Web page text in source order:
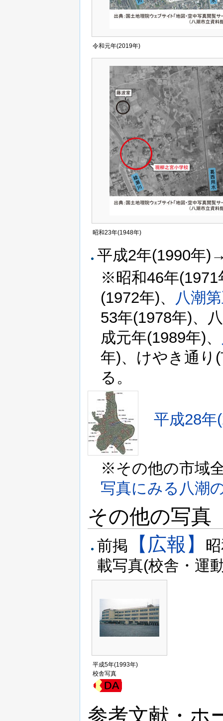
令和元年(2019年)
昭和23年(1948年)
平成2年(1990年
※昭和46年(1971
(1972年)、
八潮
53年(1978年)、
成元年(1989年)、
年)、けやき通り
る。
平成28
※その他の市域
写真にみる八潮
その他の写真
前掲 【広報】
載写真(校舎・運
平成5年(1993年)
校舎写真
参考文献・ホ